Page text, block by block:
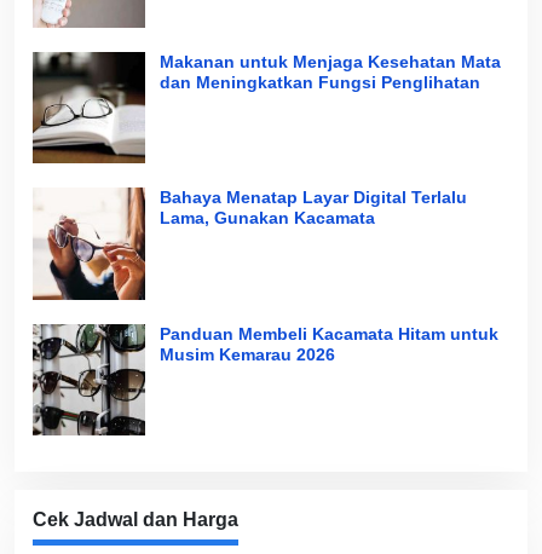
Makanan untuk Menjaga Kesehatan Mata
dan Meningkatkan Fungsi Penglihatan
Bahaya Menatap Layar Digital Terlalu
Lama, Gunakan Kacamata
Panduan Membeli Kacamata Hitam untuk
Musim Kemarau 2026
Cek Jadwal dan Harga